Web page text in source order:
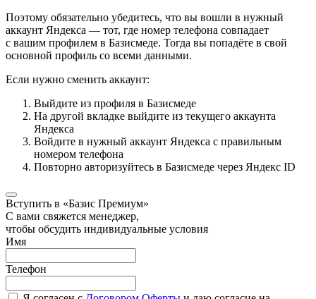
Поэтому обязательно убедитесь, что вы вошли в нужный
аккаунт Яндекса — тот, где номер телефона совпадает
с вашим профилем в Базисмеде. Тогда вы попадёте в свой
основной профиль со всеми данными.
Если нужно сменить аккаунт:
Выйдите из профиля в Базисмеде
На другой вкладке выйдите из текущего аккаунта
Яндекса
Войдите в нужный аккаунт Яндекса с правильным
номером телефона
Повторно авторизуйтесь в Базисмеде через Яндекс ID
Вступить в «Базис Премиум»
С вами свяжется менеджер,
чтобы обсудить индивидуальные условия
Имя
Телефон